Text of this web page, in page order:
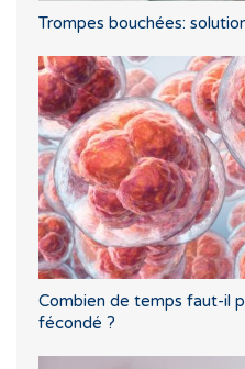
Trompes bouchées:
Combien de temps faut-il
fécondé ?